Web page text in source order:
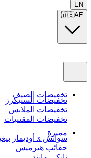
EN
🇦🇪AE
تخفيضات الصيف
تخفيضات السنيكرز
تخفيضات الملابس
تخفيضات المقتنيات
مميزة
سواتش x أوديمار بيغيه
حقائب هيرميس